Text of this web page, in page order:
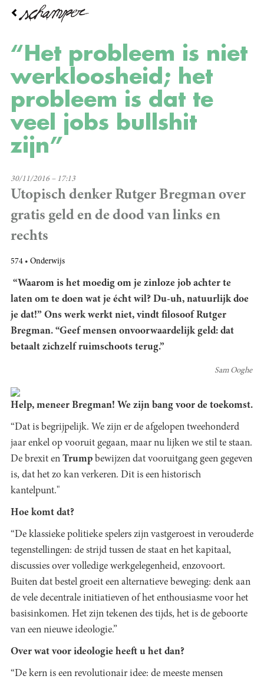
Overslaan
inhoud
“Het probleem is niet
werkloosheid; het
probleem is dat te
veel jobs bullshit
zijn”
30/11/2016 – 17:13
Utopisch denker Rutger Bregman over
gratis geld en de dood van links en
rechts
574 Onderwijs
“Waarom is het moedig om je zinloze job achter te
laten om te doen wat je écht wil? Du-uh, natuurlijk doe
je dat!” Ons werk werkt niet, vindt filosoof Rutger
Bregman. “Geef mensen onvoorwaardelijk geld: dat
betaalt zichzelf ruimschoots terug.”
Sam Ooghe
Help, meneer Bregman! We zijn bang voor de toekomst.
“Dat is begrijpelijk. We zijn er de afgelopen tweehonderd
jaar enkel op vooruit gegaan, maar nu lijken we stil te staan.
De brexit en Trump bewijzen dat vooruitgang geen gegeven
is, dat het zo kan verkeren. Dit is een historisch
kantelpunt."
Hoe komt dat?
“De klassieke politieke spelers zijn vastgeroest in verouderde
tegenstellingen: de strijd tussen de staat en het kapitaal,
discussies over volledige werkgelegenheid, enzovoort.
Buiten dat bestel groeit een alternatieve beweging: denk aan
de vele decentrale initiatieven of het enthousiasme voor het
basisinkomen. Het zijn tekenen des tijds, het is de geboorte
van een nieuwe ideologie.”
Over wat voor ideologie heeft u het dan?
“De kern is een revolutionair idee: de meeste mensen